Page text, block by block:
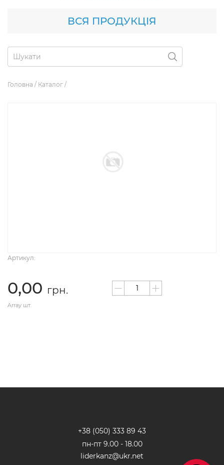
ВСЯ ПРОДУКЦІЯ
Головна / Каталог /
Артикул:
0,00 грн.
Array шт.
+38 (050) 333 89 43
пн-пт 9.00 - 18.00
liderkanz@ukr.net